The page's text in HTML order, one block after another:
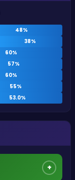
48%
38%
60%
57%
60%
55%
53.0%
+